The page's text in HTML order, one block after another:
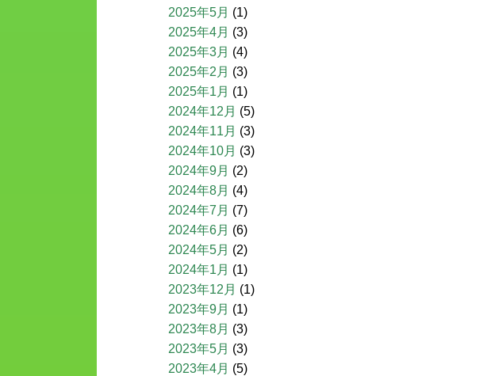
2025年5月 (1)
2025年4月 (3)
2025年3月 (4)
2025年2月 (3)
2025年1月 (1)
2024年12月 (5)
2024年11月 (3)
2024年10月 (3)
2024年9月 (2)
2024年8月 (4)
2024年7月 (7)
2024年6月 (6)
2024年5月 (2)
2024年1月 (1)
2023年12月 (1)
2023年9月 (1)
2023年8月 (3)
2023年5月 (3)
2023年4月 (5)